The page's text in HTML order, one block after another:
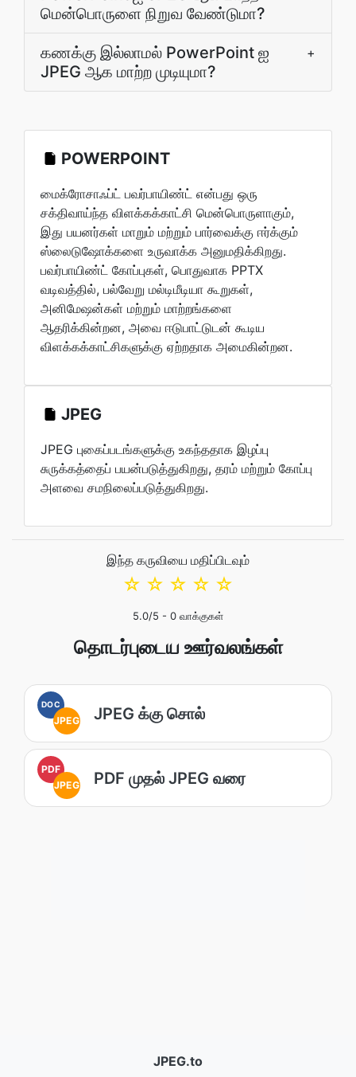
மென்பொருளை நிறுவ வேண்டுமா?
கணக்கு இல்லாமல் PowerPoint ஐ
JPEG ஆக மாற்ற முடியுமா?
+
POWERPOINT
மைக்ரோசாஃப்ட் பவர்பாயிண்ட் என்பது ஒரு
சக்திவாய்ந்த விளக்கக்காட்சி மென்பொருளாகும்,
இது பயனர்கள் மாறும் மற்றும் பார்வைக்கு ஈர்க்கும்
ஸ்லைடுஷோக்களை உருவாக்க அனுமதிக்கிறது.
பவர்பாயிண்ட் கோப்புகள், பொதுவாக PPTX
வடிவத்தில், பல்வேறு மல்டிமீடியா கூறுகள்,
அனிமேஷன்கள் மற்றும் மாற்றங்களை
ஆதரிக்கின்றன, அவை ஈடுபாட்டுடன் கூடிய
விளக்கக்காட்சிகளுக்கு ஏற்றதாக அமைகின்றன.
JPEG
JPEG புகைப்படங்களுக்கு உகந்ததாக இழப்பு
சுருக்கத்தைப் பயன்படுத்துகிறது, தரம் மற்றும் கோப்பு
அளவை சமநிலைப்படுத்துகிறது.
இந்த கருவியை மதிப்பிடவும்
☆
☆
☆
☆
☆
5.0/5 - 0 வாக்குகள்
தொடர்புடைய ஊர்வலங்கள்
DOC
JPEG JPEG க்கு சொல்
PDF
JPEG
PDF முதல் JPEG வரை
JPEG.to